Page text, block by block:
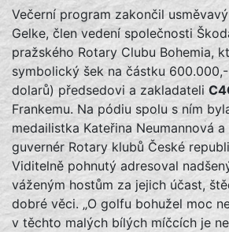
Večerní program zakončil
Gelke, člen vedení společnosti
pražského Rotary Clubu Bohemia,
symbolický šek na částku
dolarů) předsedovi a zakladateli
Frankemu. Na pódiu spolu s ním
medailistka Kateřina Neumannová a
guvernér Rotary klubů České
Viditelně pohnutý adresoval
váženým hostům za jejich účast,
dobré věci. „O golfu bohužel moc
v těchto malých bílých míčcích je